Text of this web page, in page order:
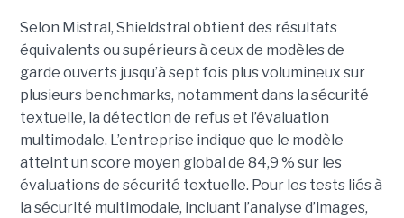
Selon Mistral, Shieldstral obtient des résultats
équivalents ou supérieurs à ceux de modèles de
garde ouverts jusqu’à sept fois plus volumineux sur
plusieurs benchmarks, notamment dans la sécurité
textuelle, la détection de refus et l’évaluation
multimodale. L’entreprise indique que le modèle
atteint un score moyen global de 84,9 % sur les
évaluations de sécurité textuelle. Pour les tests liés à
la sécurité multimodale, incluant l’analyse d’images,